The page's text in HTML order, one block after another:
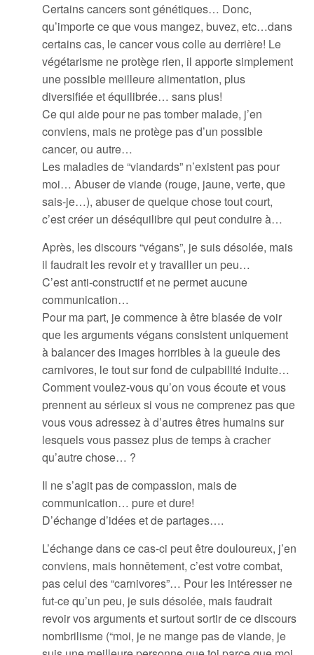
Certains cancers sont génétiques… Donc,
qu’importe ce que vous mangez, buvez, etc…dans
certains cas, le cancer vous colle au derrière! Le
végétarisme ne protège rien, il apporte simplement
une possible meilleure alimentation, plus
diversifiée et équilibrée… sans plus!
Ce qui aide pour ne pas tomber malade, j’en
conviens, mais ne protège pas d’un possible
cancer, ou autre…
Les maladies de “viandards” n’existent pas pour
moi… Abuser de viande (rouge, jaune, verte, que
sais-je…), abuser de quelque chose tout court,
c’est créer un déséquilibre qui peut conduire à…
Après, les discours “végans”, je suis désolée, mais
il faudrait les revoir et y travailler un peu…
C’est anti-constructif et ne permet aucune
communication…
Pour ma part, je commence à être blasée de voir
que les arguments végans consistent uniquement
à balancer des images horribles à la gueule des
carnivores, le tout sur fond de culpabilité induite…
Comment voulez-vous qu’on vous écoute et vous
prennent au sérieux si vous ne comprenez pas que
vous vous adressez à d’autres êtres humains sur
lesquels vous passez plus de temps à cracher
qu’autre chose… ?
Il ne s’agit pas de compassion, mais de
communication… pure et dure!
D’échange d’idées et de partages….
L’échange dans ce cas-ci peut être douloureux, j’en
conviens, mais honnêtement, c’est votre combat,
pas celui des “carnivores”… Pour les intéresser ne
fut-ce qu’un peu, je suis désolée, mais faudrait
revoir vos arguments et surtout sortir de ce discours
nombrilisme (“moi, je ne mange pas de viande, je